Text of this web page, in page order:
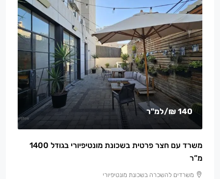
140 ₪ /למ"ר
משרד עם חצר פרטית בשכונת מונטיפיורי בגודל 1400
מ”ר
משרדים להשכרה בשכונת מונטיפיורי